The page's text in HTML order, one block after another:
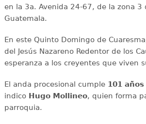
en la 3a. Avenida 24-67, de la zona 3
Guatemala.
En este Quinto Domingo de
del Jesús Nazareno Redentor de los
esperanza a los creyentes que viven
El anda procesional cumple 101 años
indico Hugo Mollineo, quien forma
parroquia.